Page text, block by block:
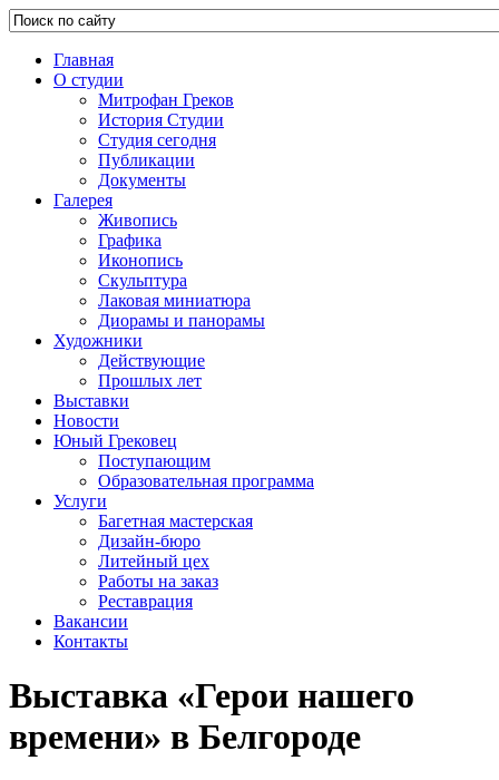
Главная
О студии
Митрофан Греков
История Студии
Студия сегодня
Публикации
Документы
Галерея
Живопись
Графика
Иконопись
Скульптура
Лаковая миниатюра
Диорамы и панорамы
Художники
Действующие
Прошлых лет
Выставки
Новости
Юный Грековец
Поступающим
Образовательная программа
Услуги
Багетная мастерская
Дизайн-бюро
Литейный цех
Работы на заказ
Реставрация
Вакансии
Контакты
Выставка «Герои нашего
времени» в Белгороде